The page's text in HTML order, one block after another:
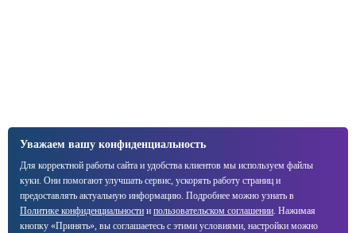
Уважаем вашу конфиденциальность
Для корректной работы сайта и удобства клиентов мы используем файлы
куки. Они помогают улучшать сервис, ускорять работу страниц и
предоставлять актуальную информацию. Подробнее можно узнать в
Политике конфиденциальности и пользовательском соглашении. Нажимая
кнопку «Принять», вы соглашаетесь с этими условиями, настройки можно